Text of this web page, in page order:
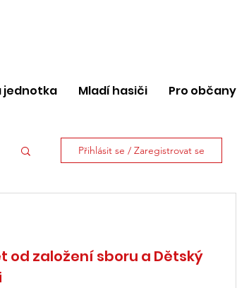
jednotka Mladí hasiči Pro občany
Přihlásit se / Zaregistrovat se
od založení sboru a Dětský